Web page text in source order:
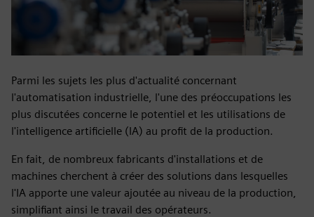
Parmi les sujets les plus d'actualité concernant
l'automatisation industrielle, l'une des préoccupations les
plus discutées concerne le potentiel et les utilisations de
l'intelligence artificielle (IA) au profit de la production.
En fait, de nombreux fabricants d'installations et de
machines cherchent à créer des solutions dans lesquelles
l'IA apporte une valeur ajoutée au niveau de la production,
simplifiant ainsi le travail des opérateurs.